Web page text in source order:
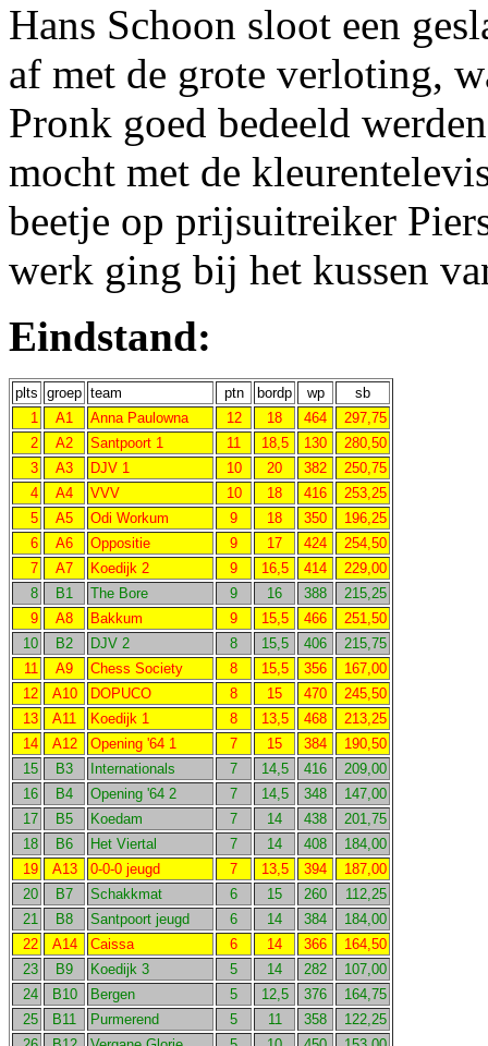
Hans Schoon sloot een
af met de grote verloting,
Pronk goed bedeeld
mocht met de
beetje op prijsuitreiker
werk ging bij het kussen
Eindstand:
plts groep team ptn bordp wp
sb
1
A1 Anna Paulowna 12 18 464
297,75
2
A2 Santpoort 1 11 18,5 130
280,50
3
A3 DJV 1 10 20 382
250,75
4
A4 VVV 10 18 416
253,25
5
A5 Odi Workum 9 18 350
196,25
6
A6 Oppositie 9 17 424
254,50
7
A7 Koedijk 2 9 16,5 414
229,00
8
B1 The Bore 9 16 388
215,25
9
A8 Bakkum 9 15,5 466
251,50
10
B2 DJV 2 8 15,5 406
215,75
11
A9 Chess Society 8 15,5 356
167,00
12
A10 DOPUCO 8 15 470
245,50
13
A11 Koedijk 1 8 13,5 468
213,25
14
A12 Opening '64 1 7 15 384
190,50
15
B3 Internationals 7 14,5 416
209,00
16
B4 Opening '64 2 7 14,5 348
147,00
17
B5 Koedam 7 14 438
201,75
18
B6 Het Viertal 7 14 408
184,00
19
A13 0-0-0 jeugd 7 13,5 394
187,00
20
B7 Schakkmat 6 15 260
112,25
21
B8 Santpoort jeugd 6 14 384
184,00
22
A14 Caissa 6 14 366
164,50
23
B9 Koedijk 3 5 14 282
107,00
24
B10 Bergen 5 12,5 376
164,75
25
B11 Purmerend 5 11 358
122,25